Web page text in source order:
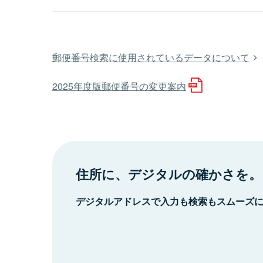
郵便番号検索に使用されているデータについて
2025年度版郵便番号の変更案内
住所に、デジタルの確かさを。
デジタルアドレスで入力も検索もスムーズ